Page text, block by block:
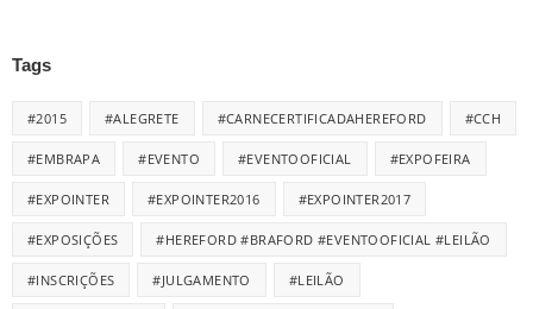
Tags
#2015 #ALEGRETE #CARNECERTIFICADAHEREFORD #CCH
#EMBRAPA #EVENTO #EVENTOOFICIAL #EXPOFEIRA
#EXPOINTER #EXPOINTER2016 #EXPOINTER2017
#EXPOSIÇÕES #HEREFORD #BRAFORD #EVENTOOFICIAL #LEILÃO
#INSCRIÇÕES #JULGAMENTO #LEILÃO